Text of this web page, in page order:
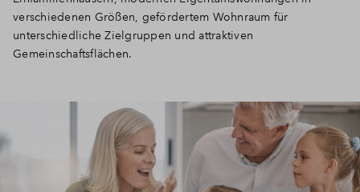
verschiedenen Größen, gefördertem Wohnraum für
unterschiedliche Zielgruppen und attraktiven
Gemeinschaftsflächen.